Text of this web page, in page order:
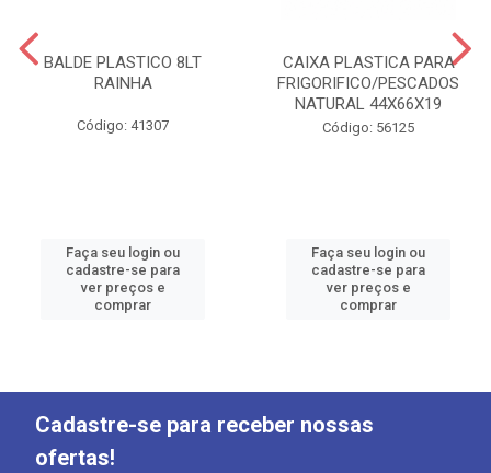
BALDE PLASTICO 8LT
RAINHA
Código: 41307
Faça seu login ou
cadastre-se para
ver preços e
comprar
CAIXA PLASTICA PARA
FRIGORIFICO/PESCADOS
NATURAL 44X66X19
Código: 56125
Faça seu login ou
cadastre-se para
ver preços e
comprar
Cadastre-se para receber nossas
ofertas!